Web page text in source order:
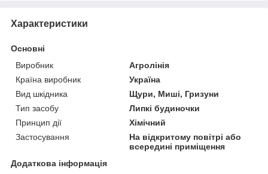
Характеристики
Основні
Виробник
Агролінія
Країна виробник
Україна
Вид шкідника
Щури, Миші, Гризуни
Тип засобу
Липкі будиночки
Принцип дії
Хімічний
Застосування
На відкритому повітрі або
всередині приміщення
Додаткова інформація